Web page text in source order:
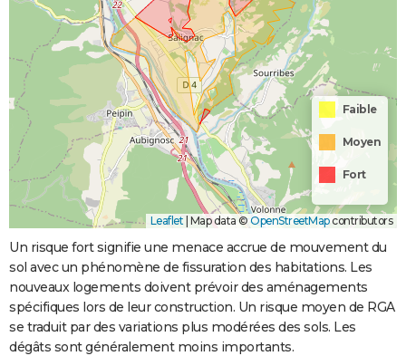
Faible
Moyen
Fort
Leaflet | Map data ©OpenStreetMapcontributors
Un risque fort signifie une menace accrue de mouvement du
sol avec un phénomène de fissuration des habitations. Les
nouveaux logements doivent prévoir des aménagements
spécifiques lors de leur construction. Un risque moyen de RGA
se traduit par des variations plus modérées des sols. Les
dégâts sont généralement moins importants.